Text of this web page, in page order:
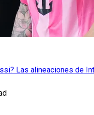
Las alineaciones de